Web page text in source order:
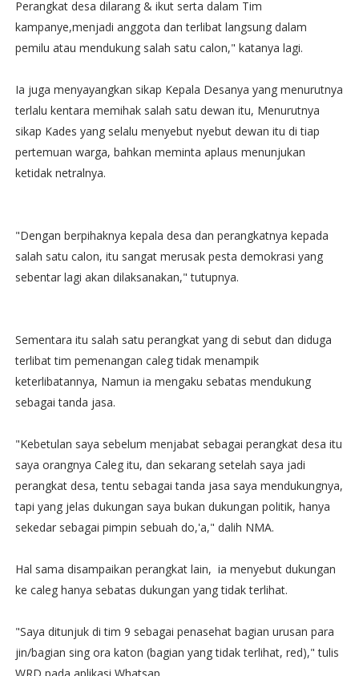
Perangkat desa dilarang & ikut serta dalam Tim
kampanye,menjadi anggota dan terlibat langsung dalam
pemilu atau mendukung salah satu calon," katanya lagi.
Ia juga menyayangkan sikap Kepala Desanya yang menurutnya
terlalu kentara memihak salah satu dewan itu, Menurutnya
sikap Kades yang selalu menyebut nyebut dewan itu di tiap
pertemuan warga, bahkan meminta aplaus menunjukan
ketidak netralnya.
"Dengan berpihaknya kepala desa dan perangkatnya kepada
salah satu calon, itu sangat merusak pesta demokrasi yang
sebentar lagi akan dilaksanakan," tutupnya.
Sementara itu salah satu perangkat yang di sebut dan diduga
terlibat tim pemenangan caleg tidak menampik
keterlibatannya, Namun ia mengaku sebatas mendukung
sebagai tanda jasa.
"Kebetulan saya sebelum menjabat sebagai perangkat desa itu
saya orangnya Caleg itu, dan sekarang setelah saya jadi
perangkat desa, tentu sebagai tanda jasa saya mendukungnya,
tapi yang jelas dukungan saya bukan dukungan politik, hanya
sekedar sebagai pimpin sebuah do,'a," dalih NMA.
Hal sama disampaikan perangkat lain, ia menyebut dukungan
ke caleg hanya sebatas dukungan yang tidak terlihat.
"Saya ditunjuk di tim 9 sebagai penasehat bagian urusan para
jin/bagian sing ora katon (bagian yang tidak terlihat, red)," tulis